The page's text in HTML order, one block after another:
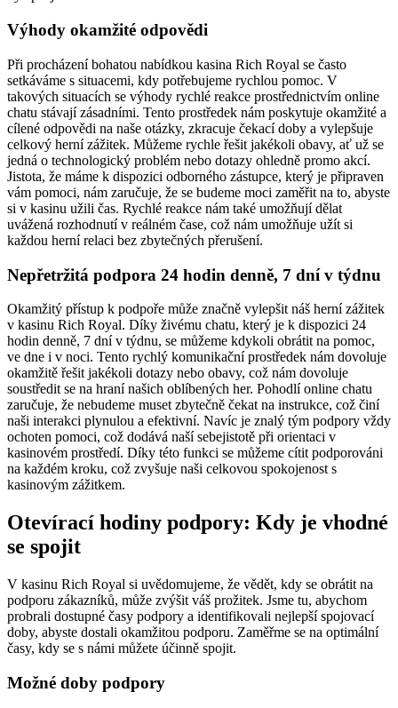
Výhody okamžité odpovědi
Při procházení bohatou nabídkou kasina Rich Royal se často
setkáváme s situacemi, kdy potřebujeme rychlou pomoc. V
takových situacích se výhody rychlé reakce prostřednictvím online
chatu stávají zásadními. Tento prostředek nám poskytuje okamžité a
cílené odpovědi na naše otázky, zkracuje čekací doby a vylepšuje
celkový herní zážitek. Můžeme rychle řešit jakékoli obavy, ať už se
jedná o technologický problém nebo dotazy ohledně promo akcí.
Jistota, že máme k dispozici odborného zástupce, který je připraven
vám pomoci, nám zaručuje, že se budeme moci zaměřit na to, abyste
si v kasinu užili čas. Rychlé reakce nám také umožňují dělat
uvážená rozhodnutí v reálném čase, což nám umožňuje užít si
každou herní relaci bez zbytečných přerušení.
Nepřetržitá podpora 24 hodin denně, 7 dní v týdnu
Okamžitý přístup k podpoře může značně vylepšit náš herní zážitek
v kasinu Rich Royal. Díky živému chatu, který je k dispozici 24
hodin denně, 7 dní v týdnu, se můžeme kdykoli obrátit na pomoc,
ve dne i v noci. Tento rychlý komunikační prostředek nám dovoluje
okamžitě řešit jakékoli dotazy nebo obavy, což nám dovoluje
soustředit se na hraní našich oblíbených her. Pohodlí online chatu
zaručuje, že nebudeme muset zbytečně čekat na instrukce, což činí
naši interakci plynulou a efektivní. Navíc je znalý tým podpory vždy
ochoten pomoci, což dodává naší sebejistotě při orientaci v
kasinovém prostředí. Díky této funkci se můžeme cítit podporováni
na každém kroku, což zvyšuje naši celkovou spokojenost s
kasinovým zážitkem.
Otevírací hodiny podpory: Kdy je vhodné
se spojit
V kasinu Rich Royal si uvědomujeme, že vědět, kdy se obrátit na
podporu zákazníků, může zvýšit váš prožitek. Jsme tu, abychom
probrali dostupné časy podpory a identifikovali nejlepší spojovací
doby, abyste dostali okamžitou podporu. Zaměřme se na optimální
časy, kdy se s námi můžete účinně spojit.
Možné doby podpory